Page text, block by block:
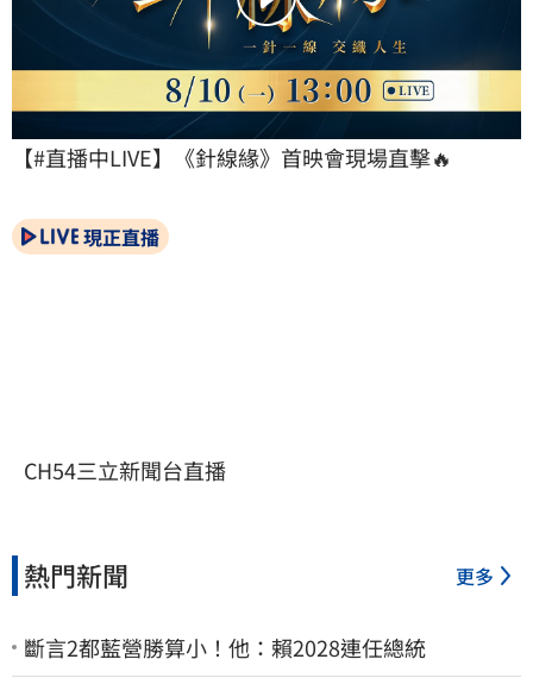
【#直播中LIVE】《針線緣》首映會現場直擊🔥
現正直播
CH54三立新聞台直播
熱門新聞 更多
斷言2都藍營勝算小！他：賴2028連任總統